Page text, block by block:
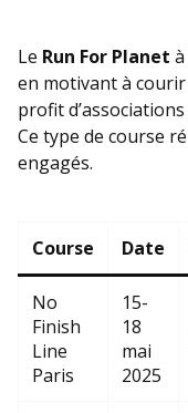
Le Run For Planet
en motivant à
profit
Ce type de course
engagés.
Course Date
No
Finish
Line
Paris
15-
18
mai
2025